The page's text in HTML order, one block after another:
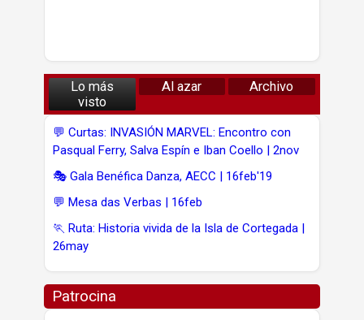
Lo más
visto
Al azar Archivo
💬 Curtas: INVASIÓN MARVEL: Encontro con
Pasqual Ferry, Salva Espín e Iban Coello | 2nov
🎭 Gala Benéfica Danza, AECC | 16feb'19
💬 Mesa das Verbas | 16feb
🏃 Ruta: Historia vivida de la Isla de Cortegada |
26may
Patrocina